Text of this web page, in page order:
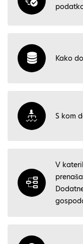
Kako
S kom
V